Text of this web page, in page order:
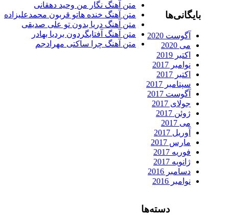
متن آهنگ نگار من وحید دهقانی
متن آهنگ خنده هاتو قربون محمدعلیزاده
متن آهنگ دریا بدون تو علی صدیقی
متن آهنگ آفتابگردون بردیا بهادر
متن آهنگ چرا ساکتی مهرادجم
بایگانی‌ها
آگوست 2020
می 2020
اکتبر 2019
نوامبر 2017
اکتبر 2017
سپتامبر 2017
آگوست 2017
جولای 2017
ژوئن 2017
می 2017
آوریل 2017
مارس 2017
فوریه 2017
ژانویه 2017
دسامبر 2016
نوامبر 2016
دسته‌ها